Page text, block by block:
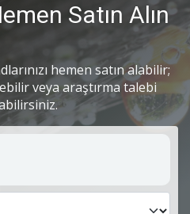
Satın Alın
hemen satın alabilir;
veya araştırma talebi